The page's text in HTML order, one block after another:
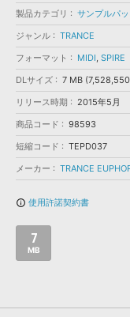
ソフトウェア／ツ
DAW »
効果音 »
BGM »
ニュースレター »
SONICWIREブロ
DTMガイド »
FAQ »
お問い合わせ »
APS
ソフト音源 プ
ソフトウェア／ツ
フォーマット
ランキング
製品カテゴリ
サンプルパッ
ジャンル
TRANCE
フォーマット
MIDI, SPIRE
DLサイズ
7 MB
リリース時期
2015年5月
商品コード
98593
短縮コード
TEPD037
メーカー
TRANCE
info_outline 使用許諾契約書
7
MB